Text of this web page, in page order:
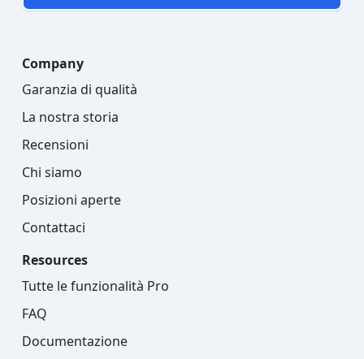
Company
Garanzia di qualità
La nostra storia
Recensioni
Chi siamo
Posizioni aperte
Contattaci
Resources
Tutte le funzionalità Pro
FAQ
Documentazione